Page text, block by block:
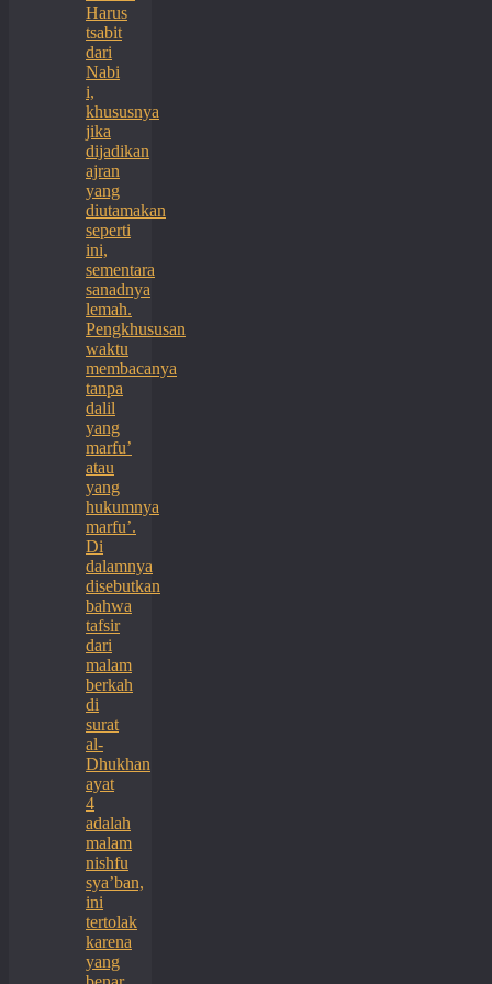
Harus
tsabit
dari
Nabi
i,
khususnya
jika
dijadikan
ajran
yang
diutamakan
seperti
ini,
sementara
sanadnya
lemah.
Pengkhususan
waktu
membacanya
tanpa
dalil
yang
marfu’
atau
yang
hukumnya
marfu’.
Di
dalamnya
disebutkan
bahwa
tafsir
dari
malam
berkah
di
surat
al-
Dhukhan
ayat
4
adalah
malam
nishfu
sya’ban,
ini
tertolak
karena
yang